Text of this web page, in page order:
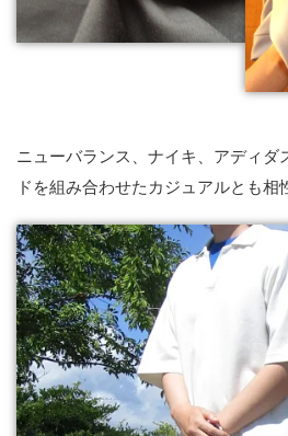
ニューバランス、ナイキ、アディダ
ドを組み合わせたカジュアルとも相